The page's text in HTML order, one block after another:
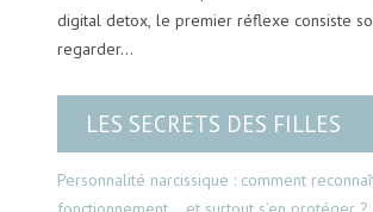
digital detox, le premier réflexe consiste
regarder…
LES SECRETS DES FILLES
Personnalité narcissique : comment